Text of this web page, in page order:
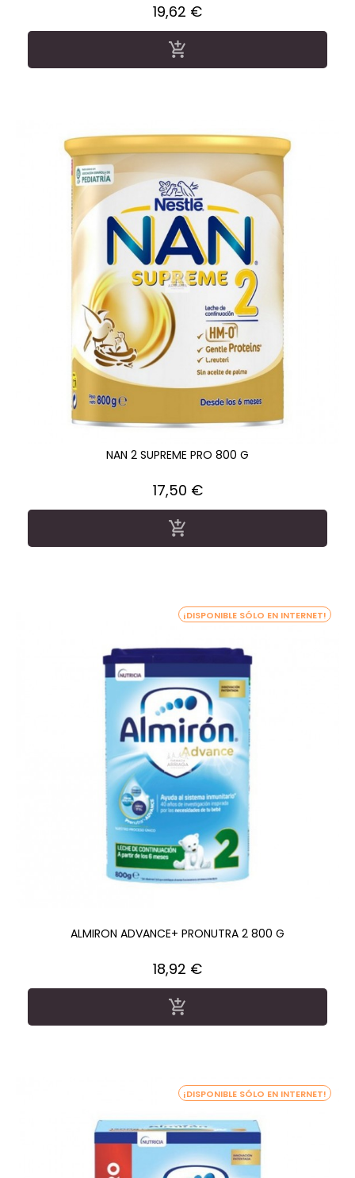
Precio
19,62 €

NAN 2 SUPREME PRO 800 G
Precio
17,50 €

¡DISPONIBLE SÓLO EN INTERNET!
ALMIRON ADVANCE+ PRONUTRA 2 800 G
Precio
18,92 €

¡DISPONIBLE SÓLO EN INTERNET!